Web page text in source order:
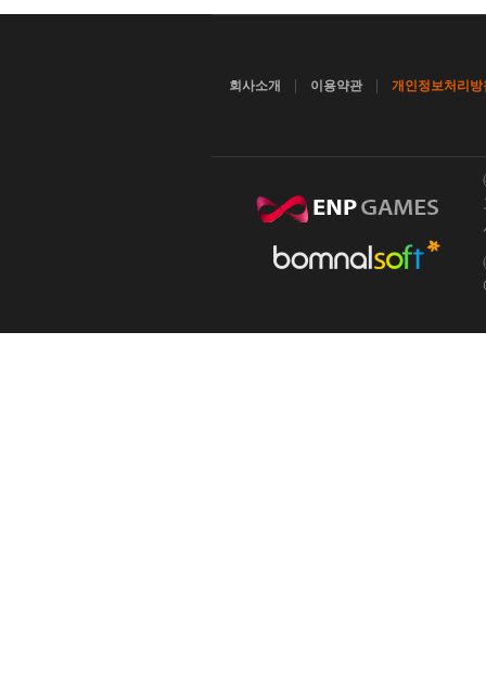
회사소개 이용약관 개인정보처리방